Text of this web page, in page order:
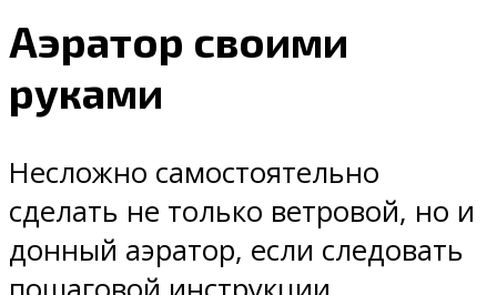
Аэратор своими
руками
Несложно самостоятельно
сделать не только ветровой, но и
донный аэратор, если следовать